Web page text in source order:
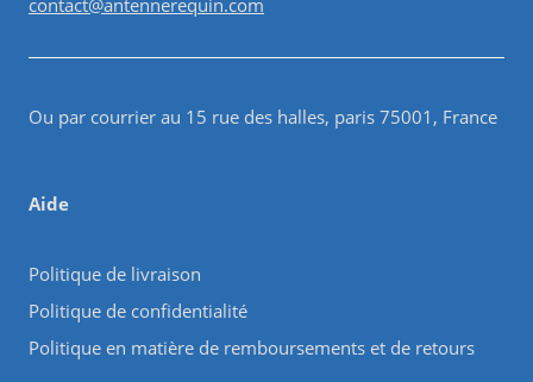
Ou par courrier au 15 rue des halles, paris 75001, France
Aide
Politique de livraison
Politique de confidentialité
Politique en matière de remboursements et de retours